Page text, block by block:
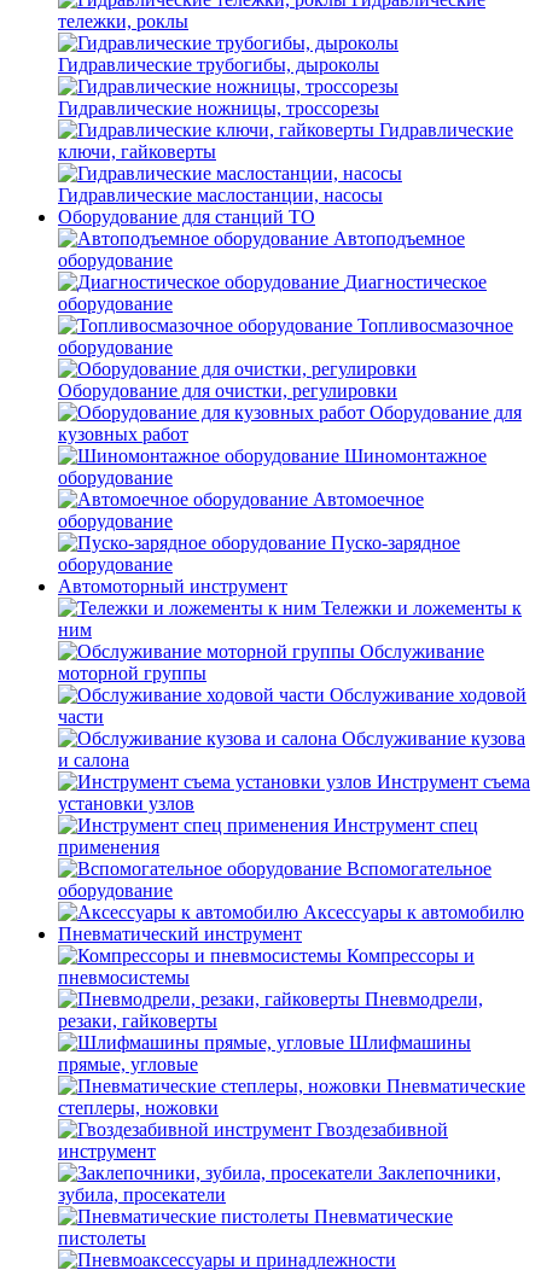
тележки, роклы
Гидравлические трубогибы, дыроколы
Гидравлические ножницы, троссорезы
Гидравлические
ключи, гайковерты
Гидравлические маслостанции, насосы
Оборудование для станций ТО
Автоподъемное
оборудование
Диагностическое
оборудование
Топливосмазочное
оборудование
Оборудование для очистки, регулировки
Оборудование для
кузовных работ
Шиномонтажное
оборудование
Автомоечное
оборудование
Пуско-зарядное
оборудование
Автомоторный инструмент
Тележки и ложементы к
ним
Обслуживание
моторной группы
Обслуживание ходовой
части
Обслуживание кузова
и салона
Инструмент съема
установки узлов
Инструмент спец
применения
Вспомогательное
оборудование
Аксессуары к автомобилю
Пневматический инструмент
Компрессоры и
пневмосистемы
Пневмодрели,
резаки, гайковерты
Шлифмашины
прямые, угловые
Пневматические
степлеры, ножовки
Гвоздезабивной
инструмент
Заклепочники,
зубила, просекатели
Пневматические
пистолеты